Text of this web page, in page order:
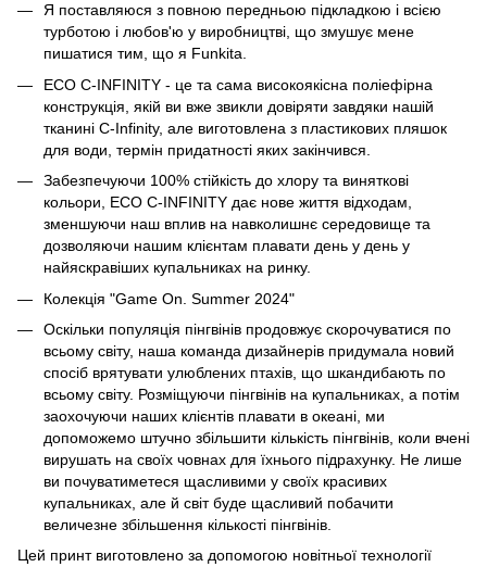
Я поставляюся з повною передньою підкладкою і всією
турботою і любов'ю у виробництві, що змушує мене
пишатися тим, що я Funkita.
ECO C-INFINITY - це та сама високоякісна поліефірна
конструкція, якій ви вже звикли довіряти завдяки нашій
тканині C-Infinity, але виготовлена з пластикових пляшок
для води, термін придатності яких закінчився.
Забезпечуючи 100% стійкість до хлору та виняткові
кольори, ECO C-INFINITY дає нове життя відходам,
зменшуючи наш вплив на навколишнє середовище та
дозволяючи нашим клієнтам плавати день у день у
найяскравіших купальниках на ринку.
Колекція "Game On. Summer 2024"
Оскільки популяція пінгвінів продовжує скорочуватися по
всьому світу, наша команда дизайнерів придумала новий
спосіб врятувати улюблених птахів, що шкандибають по
всьому світу. Розміщуючи пінгвінів на купальниках, а потім
заохочуючи наших клієнтів плавати в океані, ми
допоможемо штучно збільшити кількість пінгвінів, коли вчені
вирушать на своїх човнах для їхнього підрахунку. Не лише
ви почуватиметеся щасливими у своїх красивих
купальниках, але й світ буде щасливий побачити
величезне збільшення кількості пінгвінів.
Цей принт виготовлено за допомогою новітньої технології